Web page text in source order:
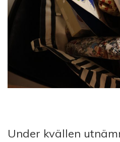
Under kvällen